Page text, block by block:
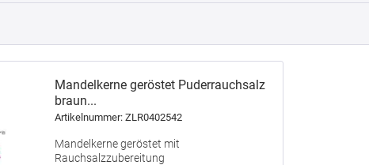
Mandelkerne geröstet Puderrauchsalz
braun...
Artikelnummer: ZLR0402542
Mandelkerne geröstet mit
Rauchsalzzubereitung